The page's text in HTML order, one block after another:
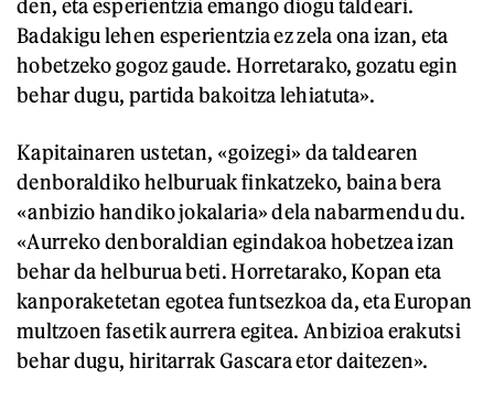
den, eta esperientzia emango diogu taldeari.
Badakigu lehen esperientzia ez zela ona izan, eta
hobetzeko gogoz gaude. Horretarako, gozatu egin
behar dugu, partida bakoitza lehiatuta».
Kapitainaren ustetan, «goizegi» da taldearen
denboraldiko helburuak finkatzeko, baina bera
«anbizio handiko jokalaria» dela nabarmendu du.
«Aurreko denboraldian egindakoa hobetzea izan
behar da helburua beti. Horretarako, Kopan eta
kanporaketetan egotea funtsezkoa da, eta Europan
multzoen fasetik aurrera egitea. Anbizioa erakutsi
behar dugu, hiritarrak Gascara etor daitezen».